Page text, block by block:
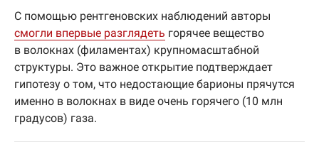
С помощью рентгеновских наблюдений авторы
смогли впервые разглядеть горячее вещество
в волокнах (филаментах) крупномасштабной
структуры. Это важное открытие подтверждает
гипотезу о том, что недостающие барионы прячутся
именно в волокнах в виде очень горячего (10 млн
градусов) газа.